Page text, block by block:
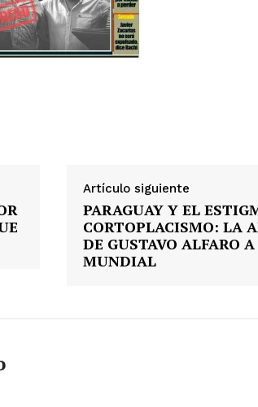
Artículo siguiente
PARAGUAY Y EL
CORTOPLACISMO: LA
DE GUSTAVO ALFARO
MUNDIAL